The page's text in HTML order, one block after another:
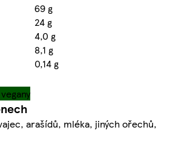
69 g
24 g
4,0 g
8,1 g
0,14 g
arašídů, mléka, jiných ořechů,